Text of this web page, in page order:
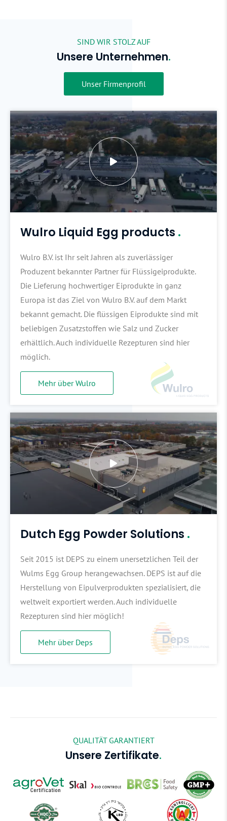
SIND WIR STOLZ AUF
Unsere Unternehmen
Unser Firmenprofil
Wulro Liquid Egg products .
Wulro B.V. ist Ihr seit Jahren als zuverlässiger
Produzent bekannter Partner für Flüssigeiprodukte.
Die Lieferung hochwertiger Eiprodukte in ganz
Europa ist das Ziel von Wulro B.V. auf dem Markt
bekannt gemacht. Die flüssigen Eiprodukte sind mit
beliebigen Zusatzstoffen wie Salz und Zucker
erhältlich. Auch individuelle Rezepturen sind hier
möglich.
Mehr über Wulro
Dutch Egg Powder Solutions .
Seit 2015 ist DEPS zu einem unersetzlichen Teil der
Wulms Egg Group herangewachsen. DEPS ist auf die
Herstellung von Eipulverprodukten spezialisiert, die
weltweit exportiert werden. Auch individuelle
Rezepturen sind hier möglich!
Mehr über Deps
QUALITÄT GARANTIERT
Unsere Zertifikate